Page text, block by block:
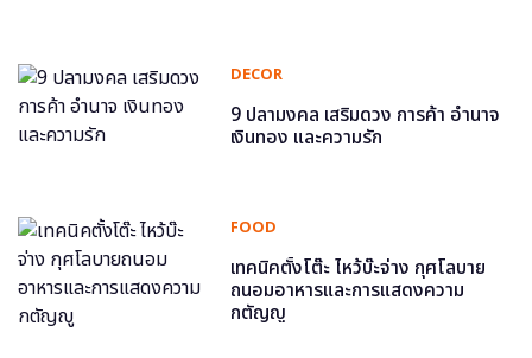
DECOR
9 ปลามงคล เสริมดวง การค้า อำนาจ
เงินทอง และความรัก
FOOD
เทคนิคตั้งโต๊ะ ไหว้บ๊ะจ่าง กุศโลบาย
ถนอมอาหารและการแสดงความ
กตัญญู